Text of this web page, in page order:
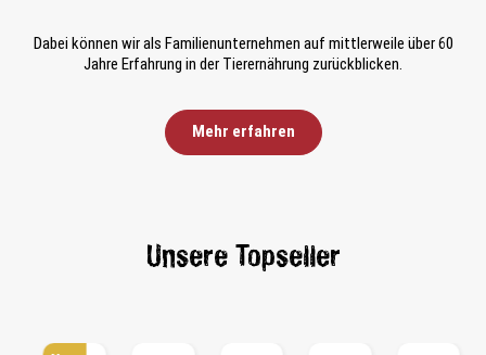
Dabei können wir als Familienunternehmen auf mittlerweile über 60
Jahre Erfahrung in der Tierernährung zurückblicken.
Mehr erfahren
Unsere Topseller